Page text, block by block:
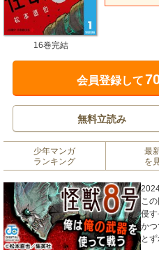
16巻完結
会員登録して
無料立読み
少年マンガ
ランキング
最
を
こ
侵
か
と
獣